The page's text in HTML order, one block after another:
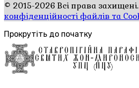
© 2015-2026 Всі права захищені.
конфіденційності файлів та
Прокрутіть до початку